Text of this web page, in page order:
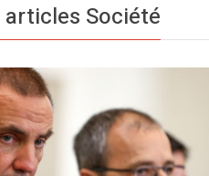
articles Société